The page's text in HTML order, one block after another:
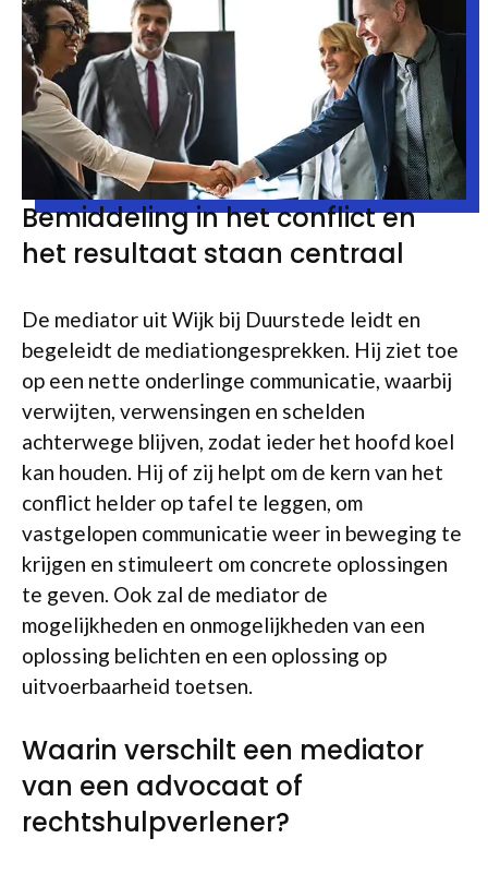
Bemiddeling in het conflict en
het resultaat staan centraal
De mediator uit Wijk bij Duurstede leidt en
begeleidt de mediationgesprekken. Hij ziet toe
op een nette onderlinge communicatie, waarbij
verwijten, verwensingen en schelden
achterwege blijven, zodat ieder het hoofd koel
kan houden. Hij of zij helpt om de kern van het
conflict helder op tafel te leggen, om
vastgelopen communicatie weer in beweging te
krijgen en stimuleert om concrete oplossingen
te geven. Ook zal de mediator de
mogelijkheden en onmogelijkheden van een
oplossing belichten en een oplossing op
uitvoerbaarheid toetsen.
Waarin verschilt een mediator
van een advocaat of
rechtshulpverlener?